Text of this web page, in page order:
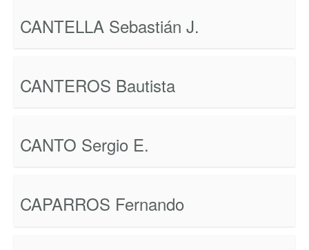
CANTELLA Sebastián J.
CANTEROS Bautista
CANTO Sergio E.
CAPARROS Fernando